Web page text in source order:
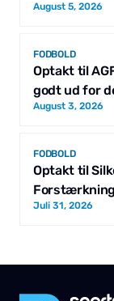
August 5, 2026
FODBOLD
Optakt til
godt ud for
August 3, 2026
FODBOLD
Optakt til
Juli 31, 2026